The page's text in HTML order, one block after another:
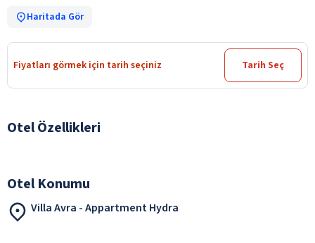
Haritada Gör
Fiyatları görmek için tarih seçiniz Tarih Seç
Otel Özellikleri
Otel Konumu
Villa Avra - Appartment Hydra